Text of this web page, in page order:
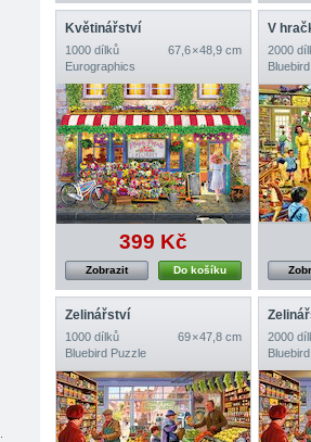
Květinářství
1000 dílků
67,6 × 48,9 cm
Eurographics
399 Kč
Do košíku
Zobrazit
V
2000
Zelinářství
1000 dílků
69 × 47,8 cm
Bluebird Puzzle
2000